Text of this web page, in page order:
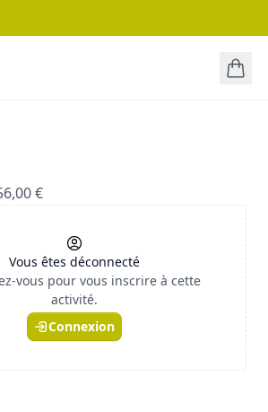
€
Vous êtes déconnecté
vous pour vous inscrire à cette
activité.
Connexion